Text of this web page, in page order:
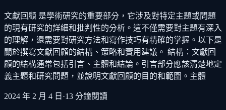
文獻回顧 是學術研究的重要部分，它涉及對特定主題或問題
的現有研究的詳細和批判性的分析。這不僅需要對主題有深入
的理解，還需要對研究方法和寫作技巧有精確的掌握。以下是
關於撰寫文獻回顧的結構、策略和實用建議。 結構：文獻回
顧的結構通常包括引言、主體和結論。引言部分應該清楚地定
義主題和研究問題，並說明文獻回顧的目的和範圍。主體
2024 年 2 月 4 日 ·13 分鐘閱讀